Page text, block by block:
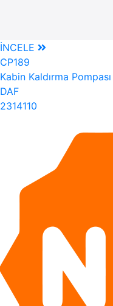
İNCELE
CP189
Kabin Kaldırma Pompası
DAF
2314110